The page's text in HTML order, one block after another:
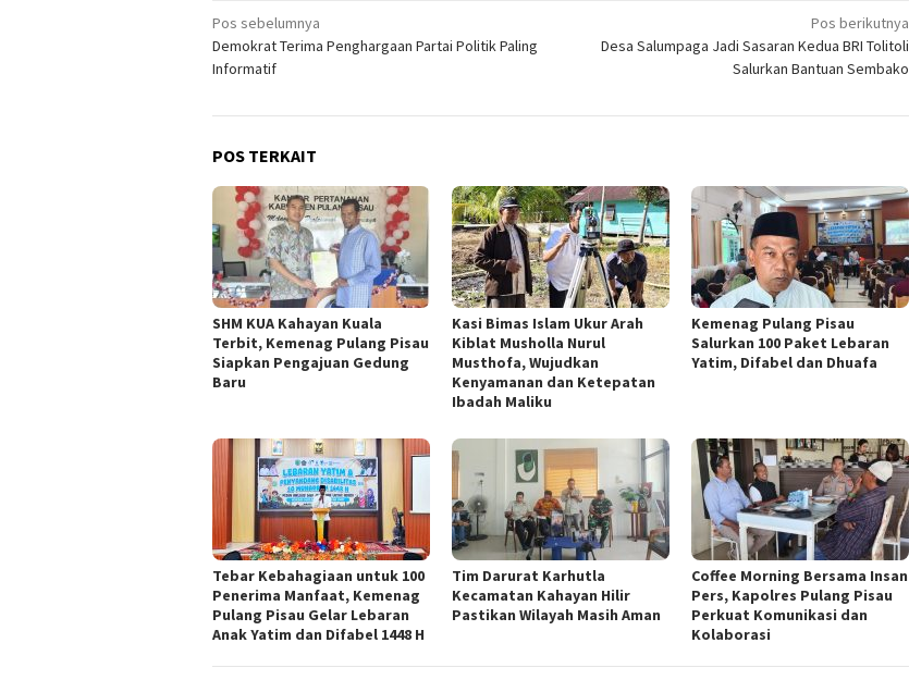
Navigasi
pos
Pos sebelumnya
Demokrat Terima Penghargaan Partai Politik Paling
Informatif
Pos berikutnya
Desa Salumpaga Jadi Sasaran Kedua BRI Tolitoli
Salurkan Bantuan Sembako
POS TERKAIT
SHM KUA Kahayan Kuala
Terbit, Kemenag Pulang Pisau
Siapkan Pengajuan Gedung
Baru
Kasi Bimas Islam Ukur Arah
Kiblat Musholla Nurul
Musthofa, Wujudkan
Kenyamanan dan Ketepatan
Ibadah Maliku
Kemenag Pulang Pisau
Salurkan 100 Paket Lebaran
Yatim, Difabel dan Dhuafa
Tebar Kebahagiaan untuk 100
Penerima Manfaat, Kemenag
Pulang Pisau Gelar Lebaran
Anak Yatim dan Difabel 1448 H
Tim Darurat Karhutla
Kecamatan Kahayan Hilir
Pastikan Wilayah Masih Aman
Coffee Morning Bersama Insan
Pers, Kapolres Pulang Pisau
Perkuat Komunikasi dan
Kolaborasi